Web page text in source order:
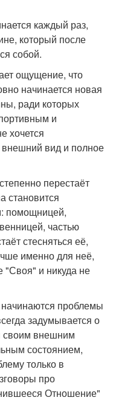
каждый раз,
который после
собой.
ощущение, что
начинается новая
ради которых
и
хочется
вид и полное
перестаёт
становится
помощницей,
частью
стесняться её,
именно для неё,
"Своя" и никуда не
начинаются проблемы
задумывается о
своим внешним
состоянием,
только в
про
Отношение"